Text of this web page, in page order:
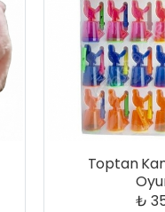
Toptan
₺